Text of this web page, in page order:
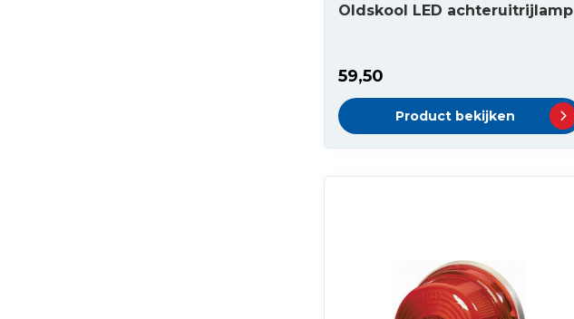
Oldskool LED achteruitrijlamp
59,50
Product bekijken